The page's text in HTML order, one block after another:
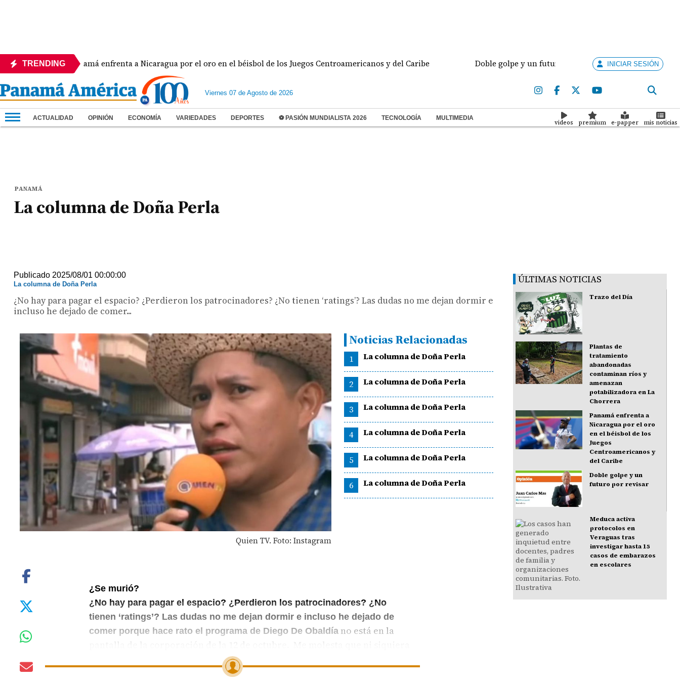
TRENDINGPanamá enfrenta a Nicaragua por el oro en el béisbol de los Juegos Centroamericanos y del Caribe Doble golpe y un futuro por revisar Meduca
INICIAR SESIÓN
Viernes 07 de Agosto de 2026
ACTUALIDAD OPINIÓN ECONOMÍA VARIEDADES DEPORTES ⚽ PASIÓN MUNDIALISTA 2026 TECNOLOGÍA MULTIMEDIA
videos premium e-papper mis noticias
PANAMÁ
La columna de Doña Perla
Publicado 2025/08/01 00:00:00
La columna de Doña Perla
¿No hay para pagar el espacio? ¿Perdieron los patrocinadores? ¿No tienen ‘ratings’? Las dudas no me dejan dormir e
incluso he dejado de comer...
Quien TV. Foto: Instagram
Noticias Relacionadas
1 La columna de Doña Perla
2 La columna de Doña Perla
3 La columna de Doña Perla
4 La columna de Doña Perla
5 La columna de Doña Perla
6 La columna de Doña Perla
¿Se murió?
¿No hay para pagar el espacio? ¿Perdieron los patrocinadores? ¿No
tienen ‘ratings’? Las dudas no me dejan dormir e incluso he dejado de
comer porque hace rato el programa de Diego De Obaldíano está en la
tengan la cortesía de responder por qué ya no están al aire. ¡Cuéntenos!
ÚLTIMAS NOTICIAS
Trazo del Día
Plantas de
tratamiento
abandonadas
contaminan ríos y
amenazan
potabilizadora en La
Chorrera
Panamá enfrenta a
Nicaragua por el oro
en el béisbol de los
Juegos
Centroamericanos y
del Caribe
Doble golpe y un
futuro por revisar
Meduca activa
protocolos en
Veraguas tras
investigar hasta 15
casos de embarazos
en escolares